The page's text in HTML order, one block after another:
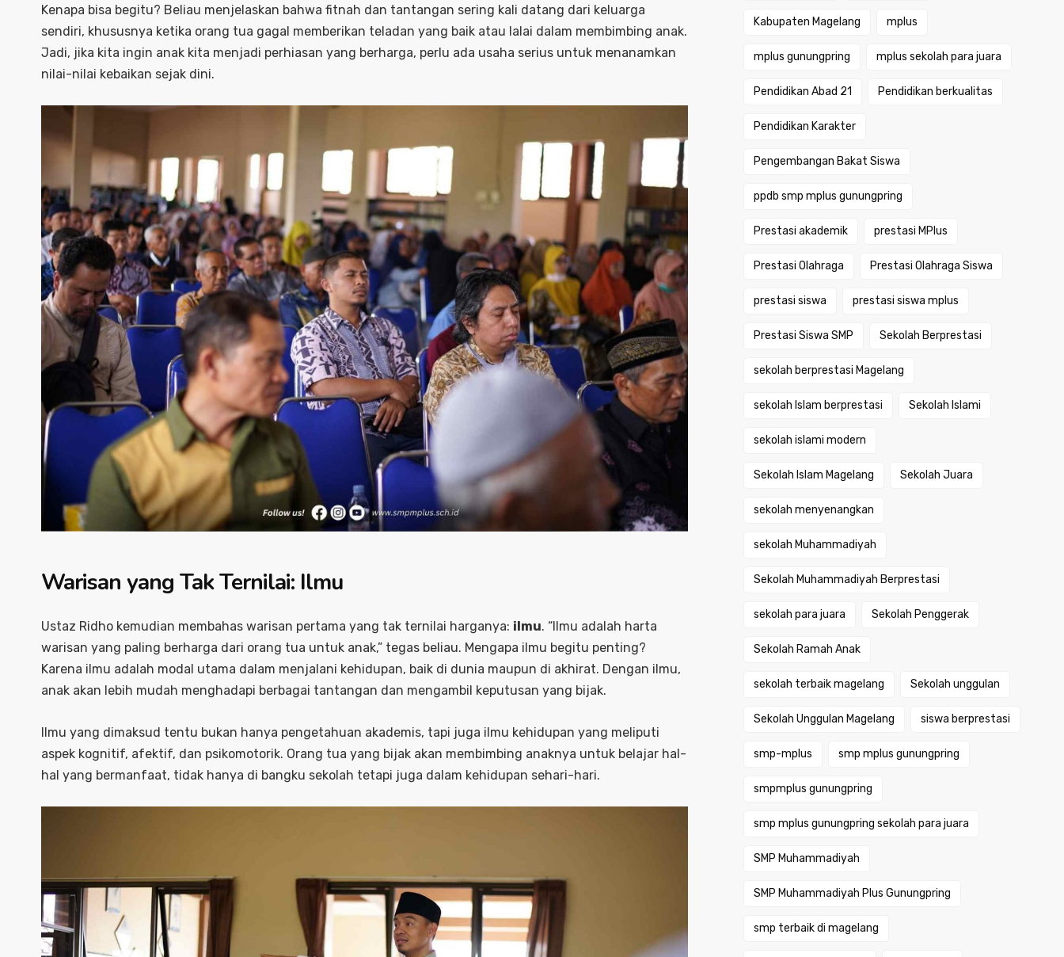
Kenapa bisa begitu? Beliau menjelaskan bahwa fitnah dan tantangan sering kali datang dari keluarga
sendiri, khususnya ketika orang tua gagal memberikan teladan yang baik atau lalai dalam membimbing anak.
Jadi, jika kita ingin anak kita menjadi perhiasan yang berharga, perlu ada usaha serius untuk menanamkan
nilai-nilai kebaikan sejak dini.
Warisan yang Tak Ternilai: Ilmu
Ustaz Ridho kemudian membahas warisan pertama yang tak ternilai harganya: ilmu. “Ilmu adalah harta
warisan yang paling berharga dari orang tua untuk anak,” tegas beliau. Mengapa ilmu begitu penting?
Karena ilmu adalah modal utama dalam menjalani kehidupan, baik di dunia maupun di akhirat. Dengan ilmu,
anak akan lebih mudah menghadapi berbagai tantangan dan mengambil keputusan yang bijak.
Ilmu yang dimaksud tentu bukan hanya pengetahuan akademis, tapi juga ilmu kehidupan yang meliputi
aspek kognitif, afektif, dan psikomotorik. Orang tua yang bijak akan membimbing anaknya untuk belajar hal-
hal yang bermanfaat, tidak hanya di bangku sekolah tetapi juga dalam kehidupan sehari-hari.
Kabupaten Magelang mplus
mplus gunungpring mplus sekolah para juara
Pendidikan Abad 21 Pendidikan berkualitas
Pendidikan Karakter
Pengembangan Bakat Siswa
ppdb smp mplus gunungpring
Prestasi akademik prestasi MPlus
Prestasi Olahraga Prestasi Olahraga Siswa
prestasi siswa prestasi siswa mplus
Prestasi Siswa SMP Sekolah Berprestasi
sekolah berprestasi Magelang
sekolah Islam berprestasi Sekolah Islami
sekolah islami modern
Sekolah Islam Magelang Sekolah Juara
sekolah menyenangkan
sekolah Muhammadiyah
Sekolah Muhammadiyah Berprestasi
sekolah para juara Sekolah Penggerak
Sekolah Ramah Anak
sekolah terbaik magelang Sekolah unggulan
Sekolah Unggulan Magelang siswa berprestasi
smp-mplus smp mplus gunungpring
smpmplus gunungpring
smp mplus gunungpring sekolah para juara
SMP Muhammadiyah
SMP Muhammadiyah Plus Gunungpring
smp terbaik di magelang